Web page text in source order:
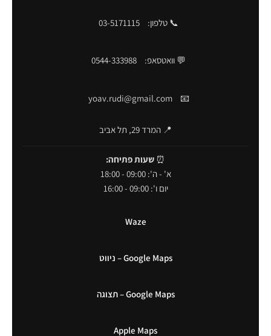
📞 טלפון: 03-5171115
💬 וואטסאפ: 0544-333988
📧
yoav.rudi@gmail.com
📍 המרד 29, תל אביב
⏰ שעות פתיחה:
א' - ה': 09:00 - 18:00
יום ו': 09:00 - 16:00
Waze
Google Maps – ניווט
Google Maps – תצוגה
Apple Maps